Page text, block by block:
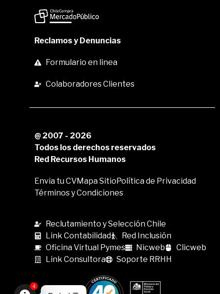
Reclamos y Denuncias
Formulario en linea
Colaboradores Clientes
@ 2007 - 2026
Todos los derechos reservados
Red Recursos Humanos
Envia tu CVMapa SitioPolítica de Privacidad
Términos y Condiciones
Reclutamiento y Selección Chile
Link Contabilidad
Red Inclusión
Oficina Virtual Pymes
Nicweb
Clicweb
Link Consultora
Soporte RRHH
4